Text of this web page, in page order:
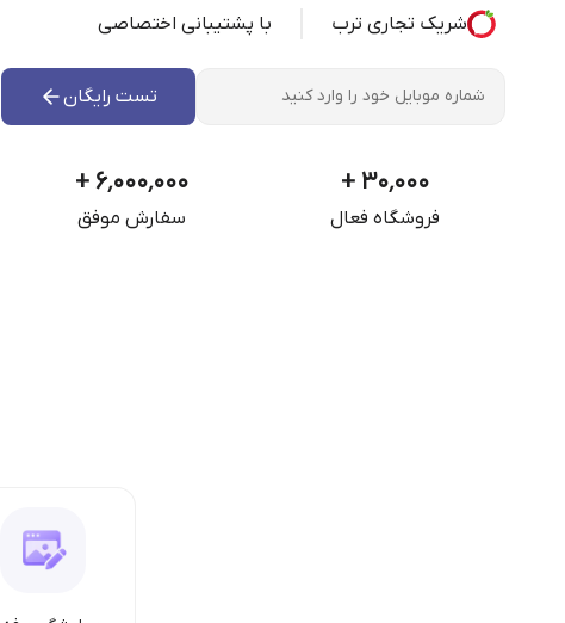
شریک تجاری ترب با پشتیبانی اختصاصی
تست رایگان
۳۰٬۰۰۰ +
فروشگاه فعال
۶٬۰۰۰٬۰۰۰ +
سفارش موفق